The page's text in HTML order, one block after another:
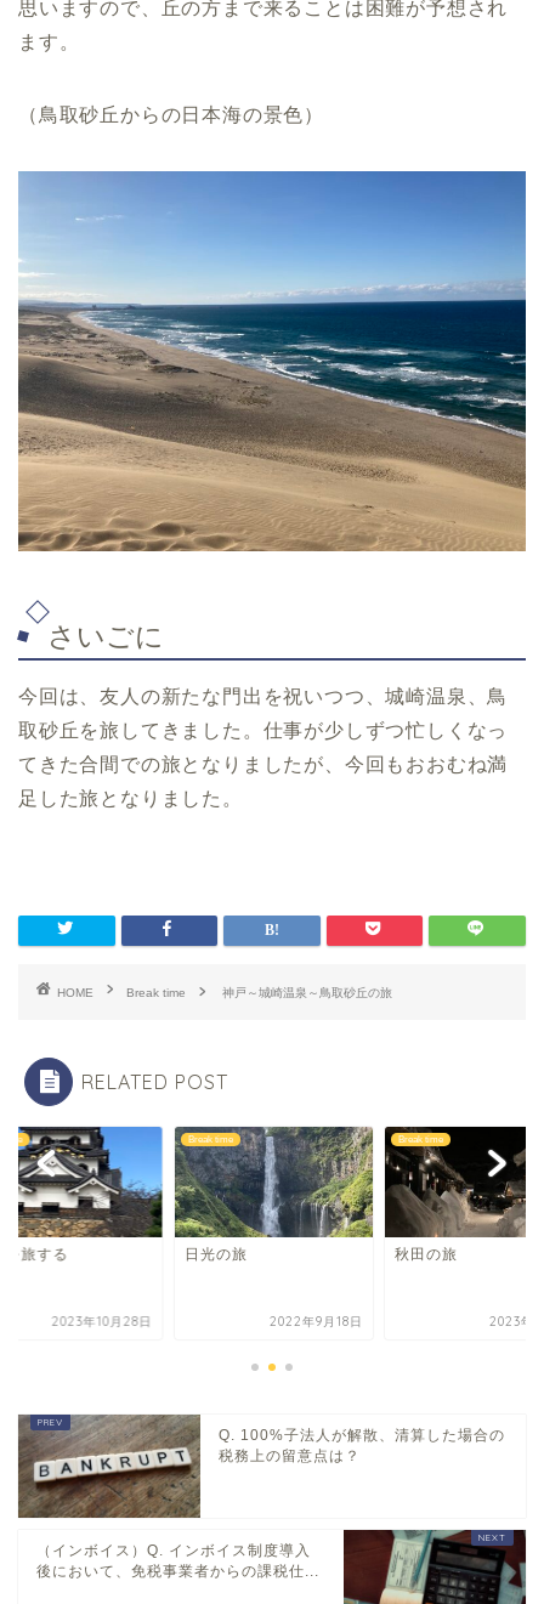
思いますので、丘の方まで来ることは困難が予想され
ます。
（鳥取砂丘からの日本海の景色）
さいごに
今回は、友人の新たな門出を祝いつつ、城崎温泉、鳥
取砂丘を旅してきました。仕事が少しずつ忙しくなっ
てきた合間での旅となりましたが、今回もおおむね満
足した旅となりました。
HOME Break time 神戸～城崎温泉～鳥取砂丘の旅
RELATED POST
time
の旅
2022年9月18日
Break time
秋田の旅
2023年1月1日
Break time
滋賀を旅する
2023年10
Q. 100%子法人が解散、清算した場合の
税務上の留意点は？
（インボイス）Q. インボイス制度導入
後において、免税事業者からの課税仕...